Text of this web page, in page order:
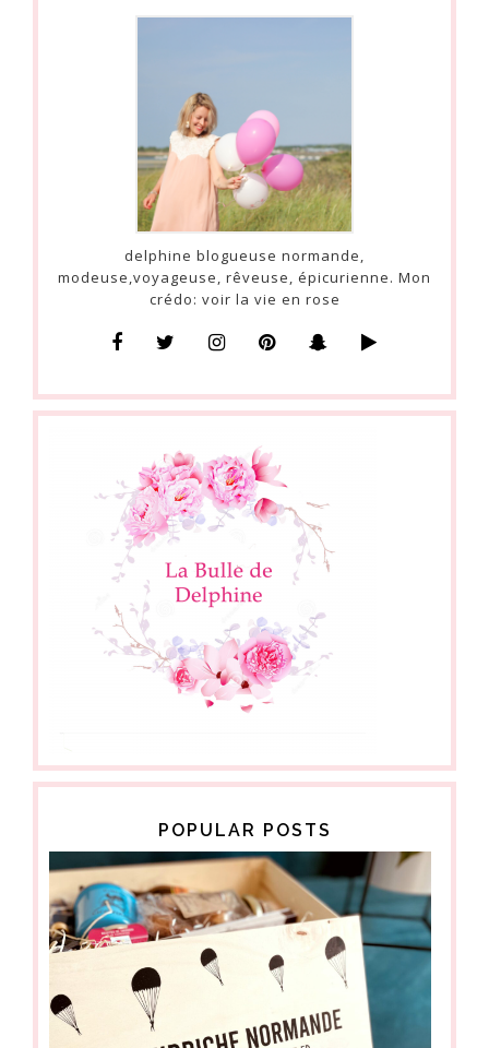
delphine blogueuse normande,
modeuse,voyageuse, rêveuse, épicurienne. Mon
crédo: voir la vie en rose
POPULAR POSTS